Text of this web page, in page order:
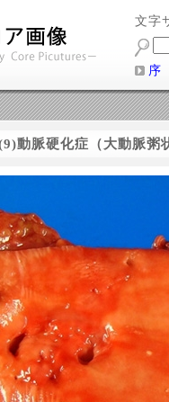
文字
序
動脈硬化症（大動脈粥